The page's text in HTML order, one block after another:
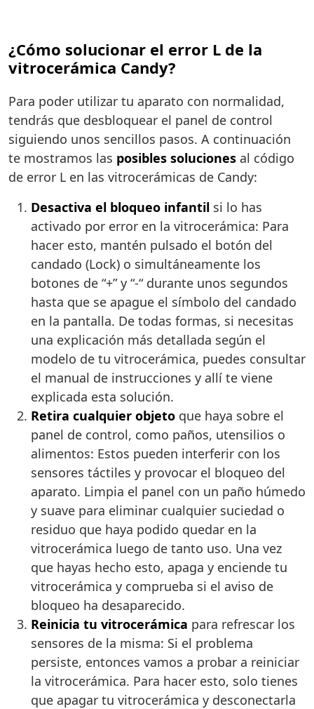
¿Cómo solucionar el error L de la
vitrocerámica Candy?
Para poder utilizar tu aparato con normalidad,
tendrás que desbloquear el panel de control
siguiendo unos sencillos pasos. A continuación
te mostramos las posibles soluciones al código
de error L en las vitrocerámicas de Candy:
Desactiva el bloqueo infantil si lo has
activado por error en la vitrocerámica: Para
hacer esto, mantén pulsado el botón del
candado (Lock) o simultáneamente los
botones de “+” y “-“ durante unos segundos
hasta que se apague el símbolo del candado
en la pantalla. De todas formas, si necesitas
una explicación más detallada según el
modelo de tu vitrocerámica, puedes consultar
el manual de instrucciones y allí te viene
explicada esta solución.
Retira cualquier objeto que haya sobre el
panel de control, como paños, utensilios o
alimentos: Estos pueden interferir con los
sensores táctiles y provocar el bloqueo del
aparato. Limpia el panel con un paño húmedo
y suave para eliminar cualquier suciedad o
residuo que haya podido quedar en la
vitrocerámica luego de tanto uso. Una vez
que hayas hecho esto, apaga y enciende tu
vitrocerámica y comprueba si el aviso de
bloqueo ha desaparecido.
Reinicia tu vitrocerámica para refrescar los
sensores de la misma: Si el problema
persiste, entonces vamos a probar a reiniciar
la vitrocerámica. Para hacer esto, solo tienes
que apagar tu vitrocerámica y desconectarla